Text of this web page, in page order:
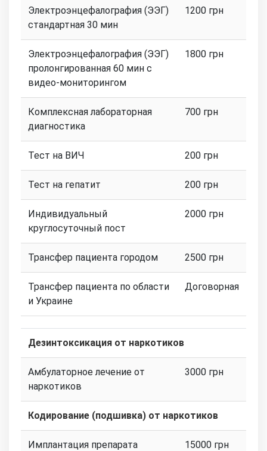
Электроэнцефалография (ЭЭГ)
стандартная 30 мин
1200 грн
Электроэнцефалография (ЭЭГ)
пролонгированная 60 мин с
видео-мониторингом
1800 грн
Комплексная лабораторная
диагностика
700 грн
Тест на ВИЧ 200 грн
Тест на гепатит 200 грн
Индивидуальный
круглосуточный пост
2000 грн
Трансфер пациента городом 2500 грн
Трансфер пациента по области
и Украине
Договорная
Дезинтоксикация от наркотиков
Амбулаторное лечение от
наркотиков
3000 грн
Кодирование (подшивка) от наркотиков
Имплантация препарата
15000 грн